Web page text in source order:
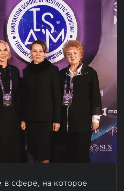
в сфере, на которое